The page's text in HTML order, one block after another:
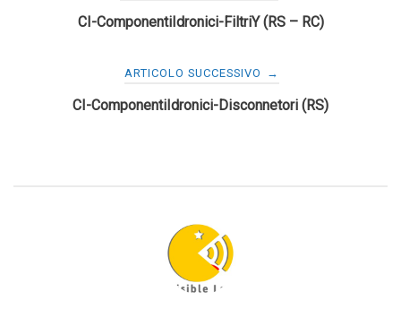
articoliCI-ComponentiIdronici-FiltriY (RS – RC)
ARTICOLO SUCCESSIVO →
CI-ComponentiIdronici-Disconnetori (RS)